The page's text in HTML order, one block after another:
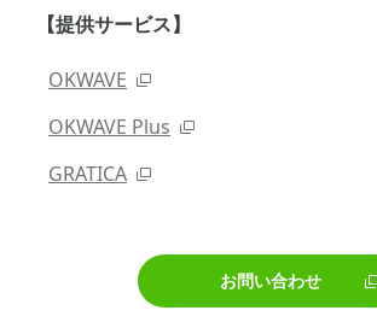
【提供サービス】
OKWAVE
OKWAVE Plus
GRATICA
お問い合わせ